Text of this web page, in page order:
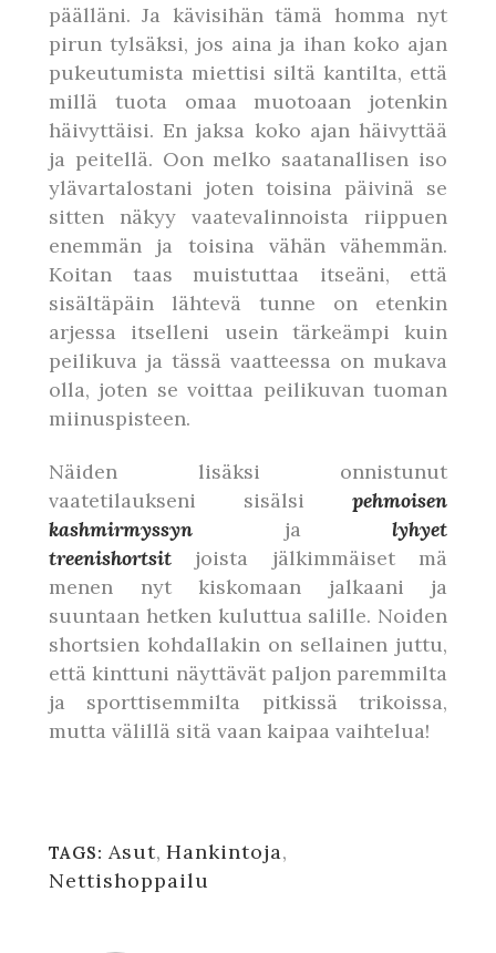
päälläni. Ja kävisihän tämä homma nyt
pirun tylsäksi, jos aina ja ihan koko ajan
pukeutumista miettisi siltä kantilta, että
millä tuota omaa muotoaan jotenkin
häivyttäisi. En jaksa koko ajan häivyttää
ja peitellä. Oon melko saatanallisen iso
ylävartalostani joten toisina päivinä se
sitten näkyy vaatevalinnoista riippuen
enemmän ja toisina vähän vähemmän.
Koitan taas muistuttaa itseäni, että
sisältäpäin lähtevä tunne on etenkin
arjessa itselleni usein tärkeämpi kuin
peilikuva ja tässä vaatteessa on mukava
olla, joten se voittaa peilikuvan tuoman
miinuspisteen.
Näiden lisäksi onnistunut
vaatetilaukseni sisälsi pehmoisen
kashmirmyssyn
ja lyhyet
treenishortsit joista jälkimmäiset mä
menen nyt kiskomaan jalkaani ja
suuntaan hetken kuluttua salille. Noiden
shortsien kohdallakin on sellainen juttu,
että kinttuni näyttävät paljon paremmilta
ja sporttisemmilta pitkissä trikoissa,
mutta välillä sitä vaan kaipaa vaihtelua!
TAGS: Asut, Hankintoja,
Nettishoppailu